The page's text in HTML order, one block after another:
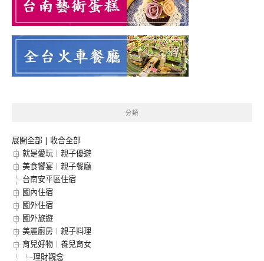
分類
展開全部 | 收合全部
就是愛玩︱親子優遊
美食饗宴︱親子餐廳
台南安平區住宿
國內住宿
國外住宿
國外旅遊
美麗廚房︱親子料理
育兒好物︱養兒育女
理財觀念